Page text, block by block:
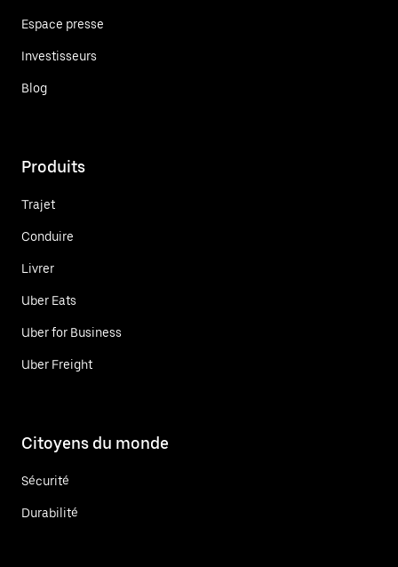
Espace presse
Investisseurs
Blog
Produits
Trajet
Conduire
Livrer
Uber Eats
Uber for Business
Uber Freight
Citoyens du monde
Sécurité
Durabilité